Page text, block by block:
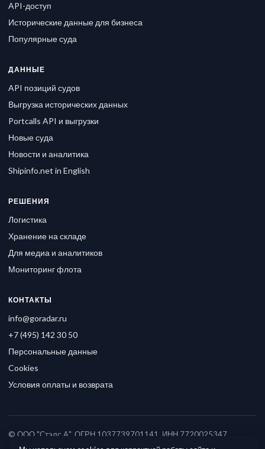
API-доступ
Исторические данные для бизнеса
Популярные суда
ДАННЫЕ
API позиций судов
Выгрузка исторических данных
Portcalls API и выгрузки
Новые суда
Новости и аналитика
Shipinfo.net in English
РЕШЕНИЯ
Логистика
Хранение на складе
Для медиа и аналитиков
Мониторинг флота
КОНТАКТЫ
info@goradar.ru
+7 (495) 142 30 50
Персональные данные
Cookies
Условия оплаты и возврата
© ООО "Стэлс А", ОГРН 1037739701141, ИНН 7720025347